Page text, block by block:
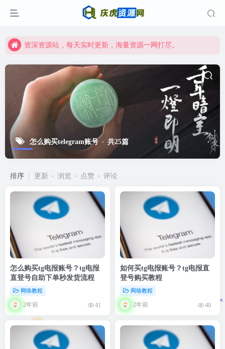
资深资源站，每天实时更新，海量资源一网打尽。
资深资源站，每天实时更新，海量资源一网打尽。
怎么购买telegram账号 共25篇
排序 更新 浏览 点赞 评论
怎么购买tg电报账号？tg电报
直登号自助下单秒发货流程
网络教程
2年前 41
如何买tg电报账号？tg电报直
登号购买教程
网络教程
2年前 40